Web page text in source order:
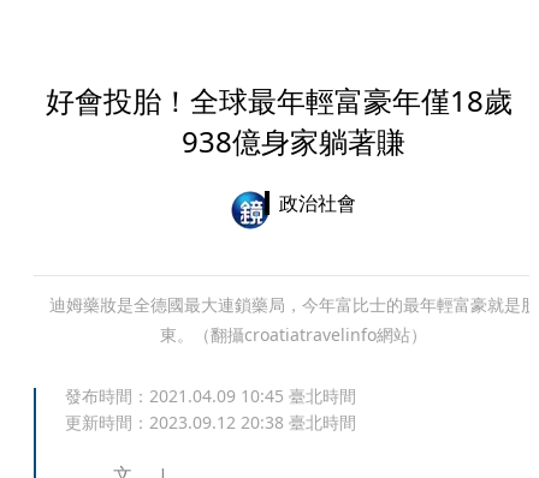
好會投胎！全球最年輕富豪年僅18
938億身家躺著賺
政治社會
迪姆藥妝是全德國最大連鎖藥局，今年富比士的最年輕富豪就是股
東。（翻攝croatiatravelinfo網站）
發布時間： 2021.04.09 10:45 臺北時間
更新時間： 2023.09.12 20:38 臺北時間